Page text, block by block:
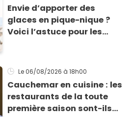
Envie d’apporter des
glaces en pique-nique ?
Voici l’astuce pour les
ne fondent !
Le 06/08/2026 à 18h00
Cauchemar en cuisine : les
restaurants de la toute
première saison sont-ils